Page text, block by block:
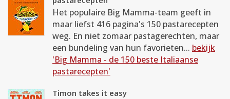
Het populaire Big Mamma-team geeft in
maar liefst 416 pagina's 150 pastarecepten
weg. En niet zomaar pastagerechten, maar
een bundeling van hun favorieten... bekijk
'Big Mamma - de 150 beste Italiaanse
pastarecepten'
Timon takes it easy